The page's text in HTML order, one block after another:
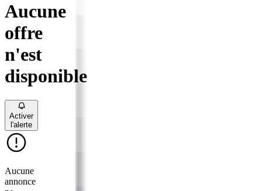
Aucune
offre
n'est
disponible
Activer
l'alerte
Aucune
annonce